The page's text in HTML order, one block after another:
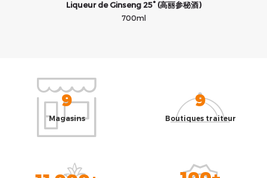
Liqueur de Ginseng 25° (高丽参秘酒)
700ml
9
Magasins
9
Boutiques traiteur